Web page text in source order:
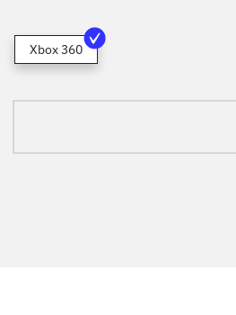
Xbox 360